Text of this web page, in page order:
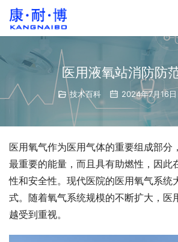
医用液氧站消防防
技术百科 2024年7月16
医用氧气作为医用气体的重要组成部分
最重要的能量，而且具有助燃性，因此
性和安全性。现代医院的医用氧气系统
式。随着氧气系统规模的不断扩大，医
越受到重视。